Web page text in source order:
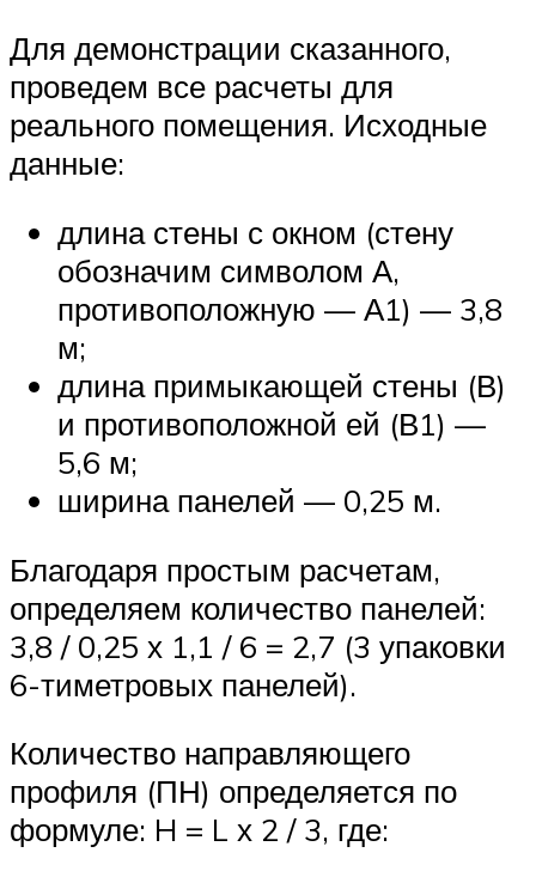
Для демонстрации сказанного,
проведем все расчеты для
реального помещения. Исходные
данные:
длина стены с окном (стену
обозначим символом А,
противоположную — А1) — 3,8
м;
длина примыкающей стены (В)
и противоположной ей (В1) —
5,6 м;
ширина панелей — 0,25 м.
Благодаря простым расчетам,
определяем количество панелей:
3,8 / 0,25 х 1,1 / 6 = 2,7 (3 упаковки
6-тиметровых панелей).
Количество направляющего
профиля (ПН) определяется по
формуле: H = L х 2 / 3, где: